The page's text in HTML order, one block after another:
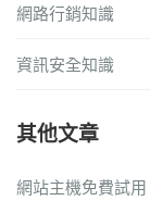
網路行銷知識
資訊安全知識
其他文章
網站主機免費試用